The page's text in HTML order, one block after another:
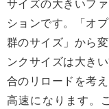
サイズの大きいフ
ションです。「オ
群のサイズ」から
ンクサイズは大き
合のリロードを考
高速になります。